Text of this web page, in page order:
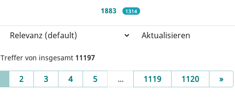
1883 1314
Aktualisieren
Treffer von insgesamt 11197
(current)
2 3 4 5 ... 1119 1120 »Next